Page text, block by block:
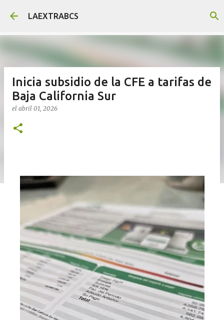
Ir al contenido principal
LAEXTRABCS
Inicia subsidio de la CFE a tarifas de
Baja California Sur
el abril 01, 2026